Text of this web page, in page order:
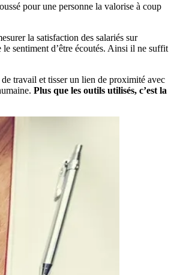
pour une personne la valorise à coup
la satisfaction des salariés sur
sentiment d’être écoutés. Ainsi il ne suffit
travail et tisser un lien de proximité avec
Plus que les outils utilisés, c’est la